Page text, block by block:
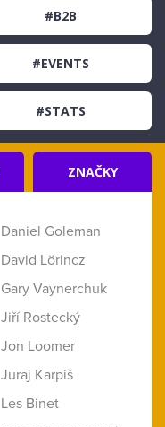
#B2B
#EVENTS
#STATS
ZNAČKY
Daniel Goleman
David Lörincz
Gary Vaynerchuk
Jiří Rostecký
Jon Loomer
Juraj Karpiš
Les Binet